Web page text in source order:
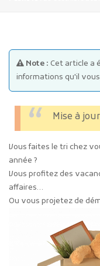
Projets
Plans
Note : Cet article a
informations qu'il
Mise à
Vous faites le tri chez
année ?
Vous profitez des
affaires…
Ou vous projetez de